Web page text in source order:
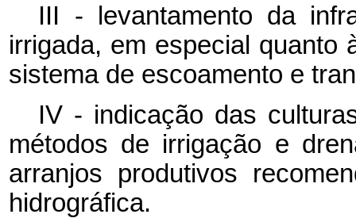
III - levantamento da
irrigada, em especial quanto
sistema de escoamento e
IV - indicação das
métodos de irrigação e
arranjos produtivos
hidrográfica.